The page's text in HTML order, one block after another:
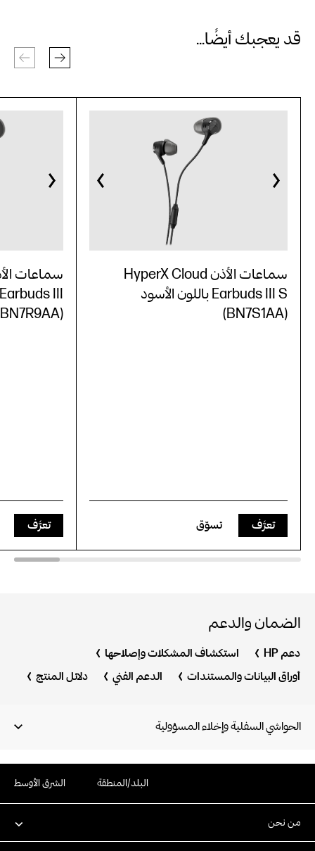
قد يعجبك أيضًا...
(BN7R9AA)
تعرَّف
سماعات الأذن HyperX Cloud
Earbuds III S باللون الأسود
(BN7S1AA)
تعرَّف تسوّق
الضمان والدعم
دعم HP استكشاف المشكلات وإصلاحها
أوراق البيانات والمستندات الدعم الفني دلائل المنتج
الحواشي السفلية وإخلاء المسؤولية
البلد/المنطقة الشرق الأوسط
من نحن